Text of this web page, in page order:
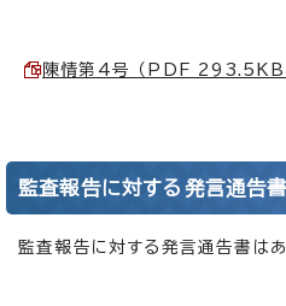
陳情第4号 （PDF 293.5KB
監査報告に対する発言通告
監査報告に対する発言通告書はあ